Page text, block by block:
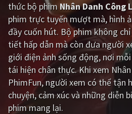
Giật gân
Viễn Tây
GameShow
QUỐC GIA
thức bộ phim Nhân Danh Công
phim trực tuyến mượt mà, hình
đầy cuốn hút. Bộ phim không
tiết hấp dẫn mà còn đưa người
giới điện ảnh sống động, nơi
tái hiện chân thực. Khi xem
PhimFun, người xem có thể tận
chuyện, cảm xúc và những diễn
phim mang lại.